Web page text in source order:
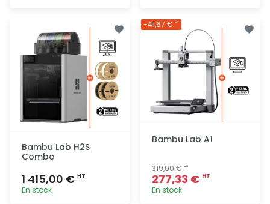
rapide
rapide
Bambu Lab H2S
Combo
1 415,00 € HT
En stock
Bambu Lab A1
319,00 €HT
277,33 € HT
En stock
-41,67 € HT